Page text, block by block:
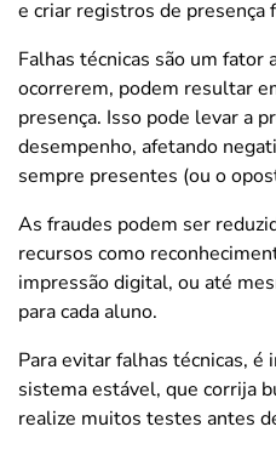
e criar registros de presença
Falhas técnicas são um fator
ocorrerem, podem resultar
presença. Isso pode levar a
desempenho, afetando
sempre presentes (ou o
As fraudes podem ser
recursos como
impressão digital, ou até
para cada aluno.
Para evitar falhas técnicas,
sistema estável, que corrija
realize muitos testes antes